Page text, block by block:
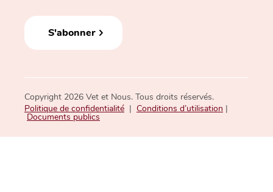
S'abonner
Copyright 2026 Vet et Nous. Tous droits réservés.
Politique de confidentialité | Conditions d’utilisation |
Documents publics